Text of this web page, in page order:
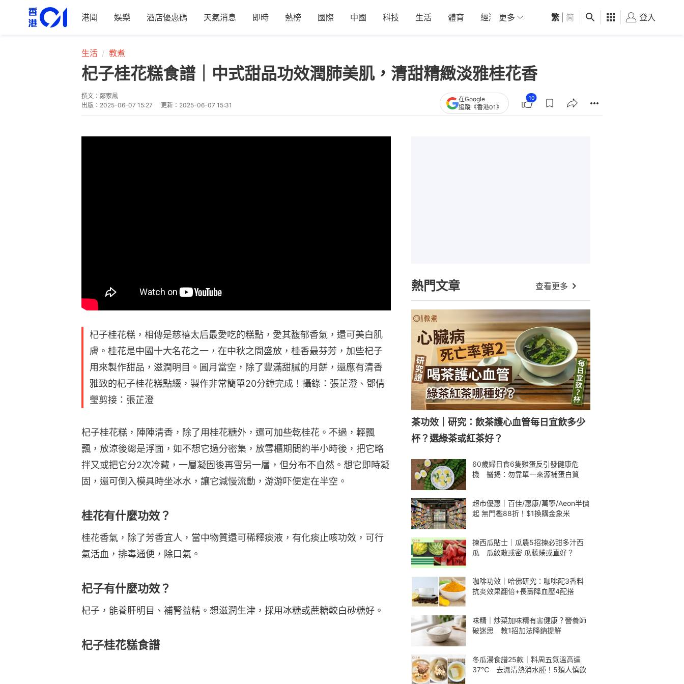
港聞 娛樂 酒店優惠碼 天氣消息 即時 熱榜 國際 中國 科技 生活 體育 經濟 01深圳 觀點 健康 好食玩飛
更多 繁 简 登入
生活 教煮
杞子桂花糕食譜｜中式甜品功效潤肺美肌，清甜精緻淡雅桂花香
撰文： 鄒家鳳
出版： 2025-06-07 15:27 更新： 2025-06-07 15:31
在Google
追蹤《香港01》
10
杞子桂花糕，相傳是慈禧太后最愛吃的糕點，愛其馥郁香氣，還可美白肌
膚。桂花是中國十大名花之一，在中秋之間盛放，桂香最芬芳，加些杞子
用來製作甜品，滋潤明目。圓月當空，除了豐滿甜膩的月餅，還應有清香
雅致的杞子桂花糕點綴，製作非常簡單20分鐘完成！攝錄：張芷澄、鄧倩
瑩剪接：張芷澄
杞子桂花糕，陣陣清香，除了用桂花糖外，還可加些乾桂花。不過，輕飄
飄，放涼後總是浮面，如不想它過分密集，放雪櫃期間約半小時後，把它略
拌又或把它分2次冷藏，一層凝固後再雪另一層，但分布不自然。想它即時凝
固，還可倒入模具時坐冰水，讓它減慢流動，游游吓便定在半空。
桂花有什麼功效？
桂花香氣，除了芳香宜人，當中物質還可稀釋痰液，有化痰止咳功效，可行
氣活血，排毒通便，除口氣。
杞子有什麼功效？
杞子，能養肝明目、補腎益精。想滋潤生津，採用冰糖或蔗糖較白砂糖好。
杞子桂花糕食譜
熱門文章 查看更多
茶功效｜研究：飲茶護心血管每日宜飲多少
杯？選綠茶或紅茶好？
60歲婦日食6隻雞蛋反引發健康危
機 醫揭：勿靠單一來源補蛋白質
超市優惠｜百佳/惠康/萬寧/Aeon半價
起 無門檻88折！$1換購金象米
揀西瓜貼士｜瓜農5招揀必甜多汁西
瓜 瓜紋散或密 瓜藤蜷或直好？
咖啡功效｜哈佛研究：咖啡配3香料
抗炎效果翻倍+長壽降血壓4配搭
味精｜炒菜加味精有害健康？營養師
破迷思 教1招加法降鈉提鮮
冬瓜湯食譜25款｜料周五氣溫高達
37℃ 去濕清熱消水腫！5類人慎飲